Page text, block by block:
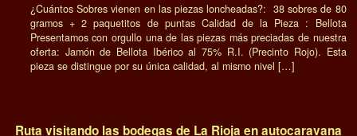
¿Cuántos Sobres vienen en las piezas loncheadas?: 38 sobres de 80
gramos + 2 paquetitos de puntas Calidad de la Pieza : Bellota
Presentamos con orgullo una de las piezas más preciadas de nuestra
oferta: Jamón de Bellota Ibérico al 75% R.I. (Precinto Rojo). Esta
pieza se distingue por su única calidad, al mismo nivel […]
Ruta visitando las bodegas de La Rioja en autocaravana